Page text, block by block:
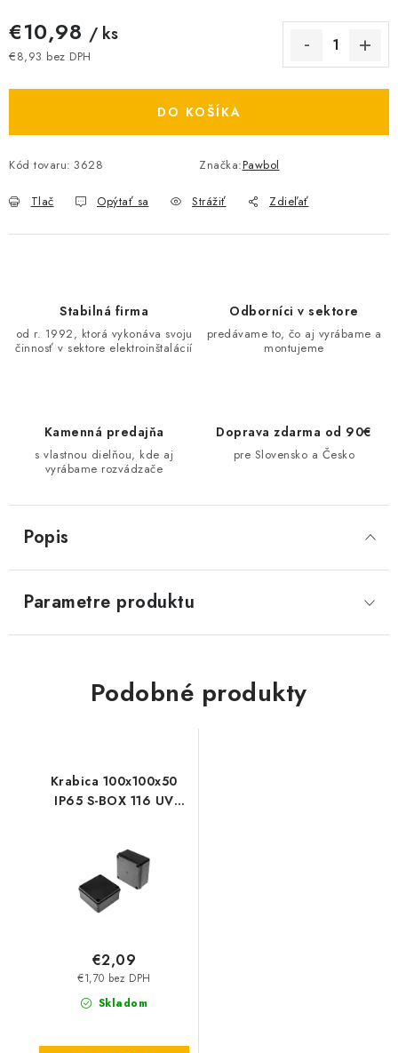
ČINNOSTI
VÝPREDAJ
Reklamačný poriadok
Kontakt
€10,98 / ks
€8,93 bez DPH
DO KOŠÍKA
Kód tovaru: 3628 Značka:Pawbol
Tlač Opýtať sa Strážiť Zdieľať
Stabilná firma
od r. 1992, ktorá vykonáva svoju
činnosť v sektore elektroinštalácií
Odborníci v sektore
predávame to, čo aj vyrábame a
montujeme
Kamenná predajňa
s vlastnou dielňou, kde aj
vyrábame rozvádzače
Doprava zdarma od 90€
pre Slovensko a Česko
Popis
Parametre produktu
Podobné produkty
Krabica 100x100x50
IP65 S-BOX 116 UV
Skladom
€1,70 bez DPH
€2,09